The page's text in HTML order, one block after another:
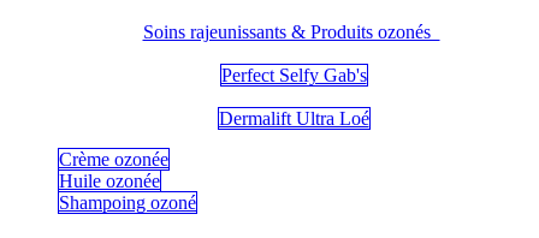
Soins rajeunissants & Produits ozonés
Perfect Selfy Gab's
Dermalift Ultra Loé
Crème ozonée
Huile ozonée
Shampoing ozoné